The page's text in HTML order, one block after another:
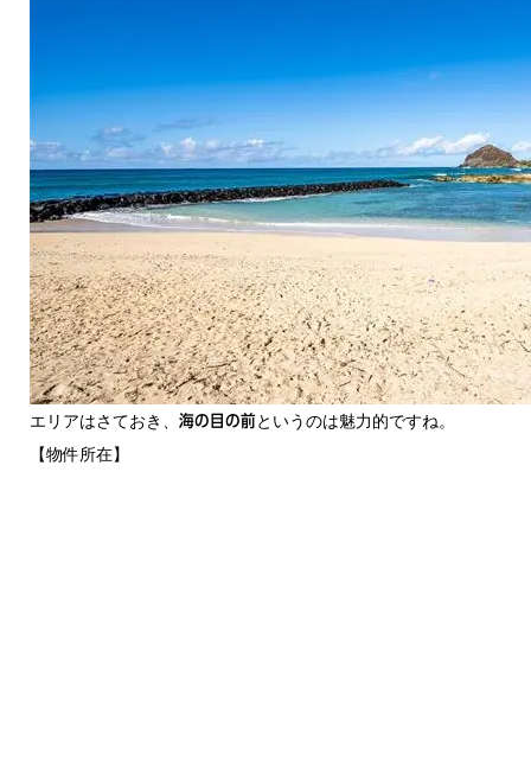
エリアはさておき、 海の目の前というのは魅力的ですね。
【物件所在】